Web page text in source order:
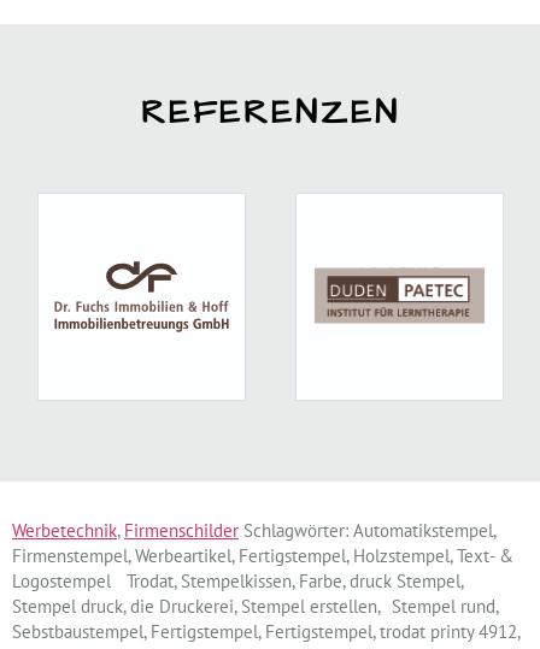
REFERENZEN
Werbetechnik, Firmenschilder Schlagwörter: Automatikstempel,
Firmenstempel, Werbeartikel, Fertigstempel, Holzstempel, Text- &
Logostempel Trodat, Stempelkissen, Farbe, druck Stempel,
Stempel druck, die Druckerei, Stempel erstellen, Stempel rund,
Sebstbaustempel, Fertigstempel, Fertigstempel, trodat printy 4912,